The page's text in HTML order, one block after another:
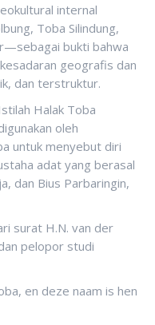
internal
Toba Silindung,
bukti bahwa
geografis dan
dan terstruktur.
Halak Toba
oleh
untuk menyebut diri
adat yang berasal
dan Bius Parbaringin,
surat H.N. van der
pelopor studi
en deze naam is hen